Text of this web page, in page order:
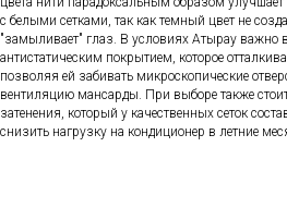
с белыми сетками, так как темный цвет не
"замыливает" глаз. В условиях Атырау важно
антистатическим покрытием, которое
позволяя ей забивать микроскопические
вентиляцию мансарды. При выборе также
затенения, который у качественных сеток
снизить нагрузку на кондиционер в летние